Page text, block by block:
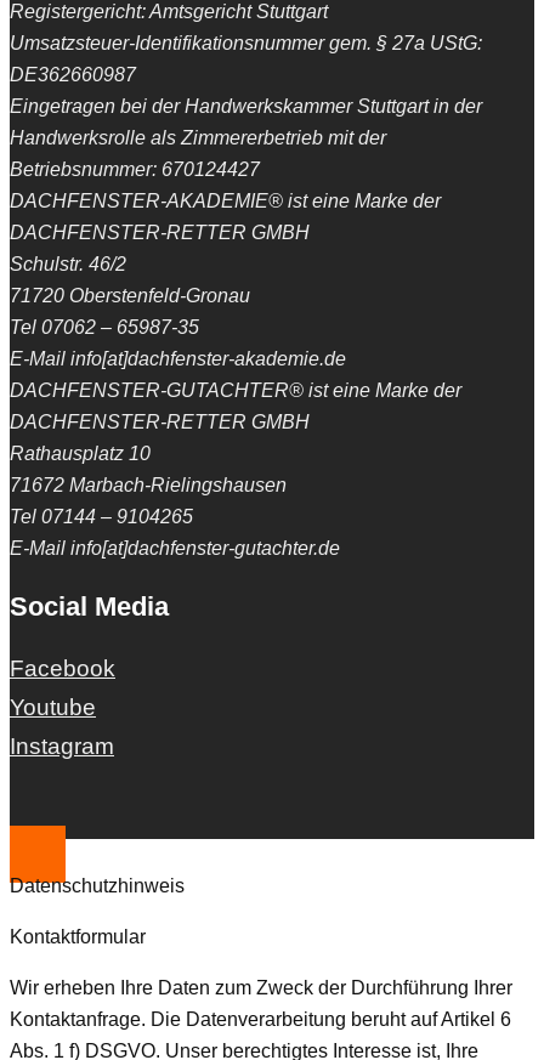
Registergericht: Amtsgericht Stuttgart
Umsatzsteuer-Identifikationsnummer gem. § 27a UStG:
DE362660987
Eingetragen bei der Handwerkskammer Stuttgart in der
Handwerksrolle als Zimmererbetrieb mit der
Betriebsnummer: 670124427
DACHFENSTER-AKADEMIE® ist eine Marke der
DACHFENSTER-RETTER GMBH
Schulstr. 46/2
71720 Oberstenfeld-Gronau
Tel 07062 – 65987-35
E-Mail info[at]dachfenster-akademie.de
DACHFENSTER-GUTACHTER® ist eine Marke der
DACHFENSTER-RETTER GMBH
Rathausplatz 10
71672 Marbach-Rielingshausen
Tel 07144 – 9104265
E-Mail info[at]dachfenster-gutachter.de
Social Media
Facebook
Youtube
Instagram
Datenschutzhinweis
Kontaktformular
Wir erheben Ihre Daten zum Zweck der Durchführung Ihrer
Kontaktanfrage. Die Datenverarbeitung beruht auf Artikel 6
Abs. 1 f) DSGVO. Unser berechtigtes Interesse ist, Ihre